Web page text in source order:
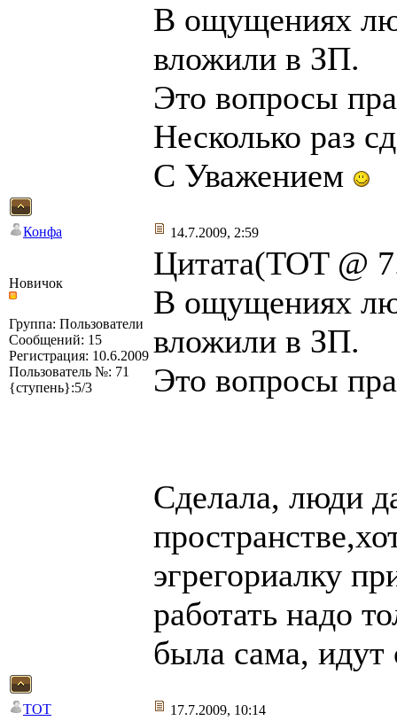
В ощущениях
вложили в ЗП.
Это вопросы
Несколько раз
С Уважением
Конфа 14.7.2009, 2:59
Новичок
Группа: Пользователи
Сообщений: 15
Регистрация: 10.6.2009
Пользователь №: 71
{ступень}:5/3
Цитата(TOT @
В ощущениях
вложили в ЗП.
Это вопросы
Сделала, люди
эгрегориалку
работать надо
была сама,
TOT 17.7.2009, 10:14